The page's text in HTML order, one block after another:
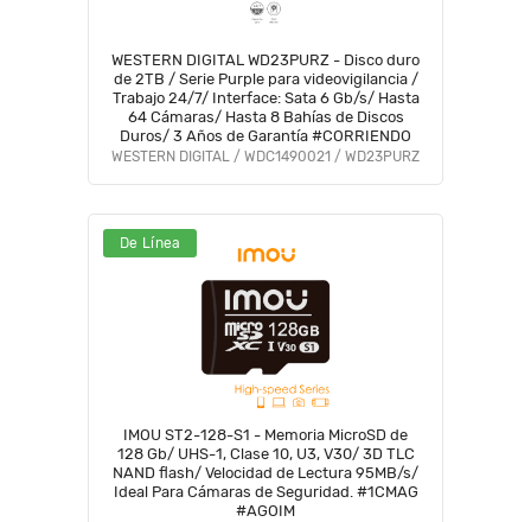
WESTERN DIGITAL WD23PURZ - Disco duro
de 2TB / Serie Purple para videovigilancia /
Trabajo 24/7/ Interface: Sata 6 Gb/s/ Hasta
64 Cámaras/ Hasta 8 Bahías de Discos
Duros/ 3 Años de Garantía #CORRIENDO
WESTERN DIGITAL / WDC1490021 / WD23PURZ
De Línea
IMOU ST2-128-S1 - Memoria MicroSD de
128 Gb/ UHS-1, Clase 10, U3, V30/ 3D TLC
NAND flash/ Velocidad de Lectura 95MB/s/
Ideal Para Cámaras de Seguridad. #1CMAG
#AGOIM